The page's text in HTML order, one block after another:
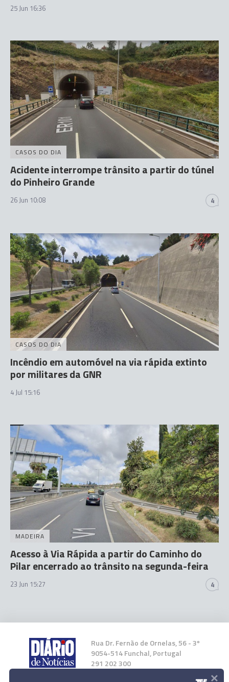
25 Jun 16:36
CASOS DO DIA
Acidente interrompe trânsito a partir do túnel
do Pinheiro Grande
26 Jun 10:08 4
CASOS DO DIA
Incêndio em automóvel na via rápida extinto
por militares da GNR
4 Jul 15:16
MADEIRA
Acesso à Via Rápida a partir do Caminho do
Pilar encerrado ao trânsito na segunda-feira
23 Jun 15:27 4
Rua Dr. Fernão de Ornelas, 56 - 3º
9054-514 Funchal, Portugal
291 202 300
×